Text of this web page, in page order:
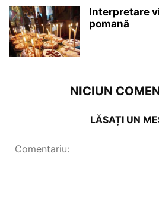
Interpretare
pomană
NICIUN
LĂSAȚI UN